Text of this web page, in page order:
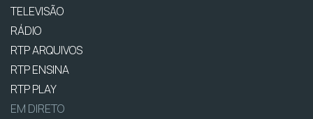
TELEVISÃO
RÁDIO
RTP ARQUIVOS
RTP ENSINA
RTP PLAY
EM DIRETO